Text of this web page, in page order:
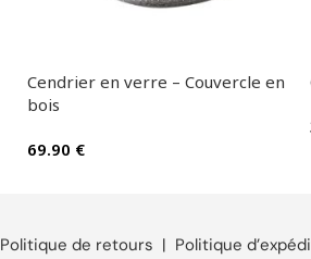
Cendrier en verre – Couvercle en
bois
69.90 €
Politique de retours | Politique